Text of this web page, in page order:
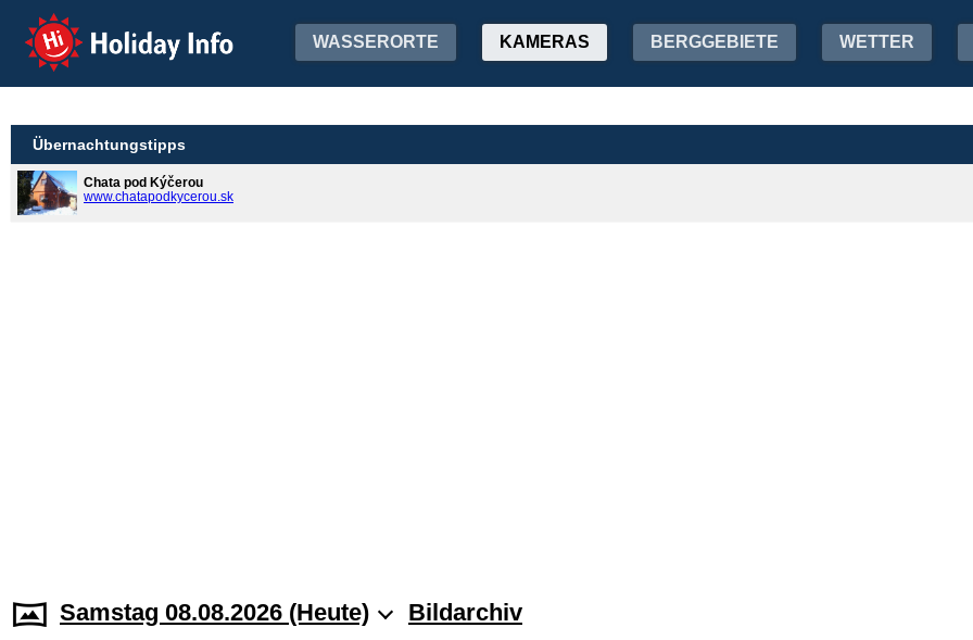
Holiday Info WASSERORTE KAMERAS BERGGEBIETE WETTER
Übernachtungstipps
Chata pod Kýčerou
www.chatapodkycerou.sk
Samstag 08.08.2026 (Heute) Bildarchiv